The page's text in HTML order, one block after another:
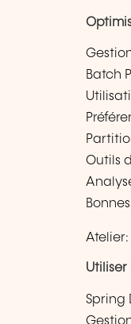
Batch
Outils
Utiliser
Spring